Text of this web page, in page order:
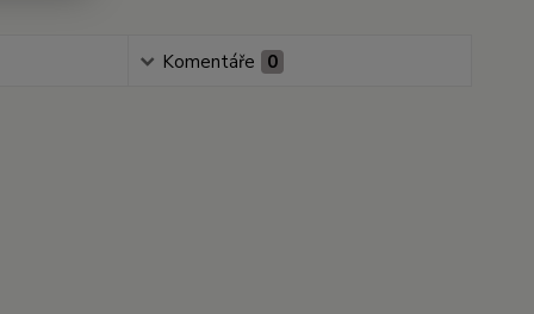
Komentáře 0